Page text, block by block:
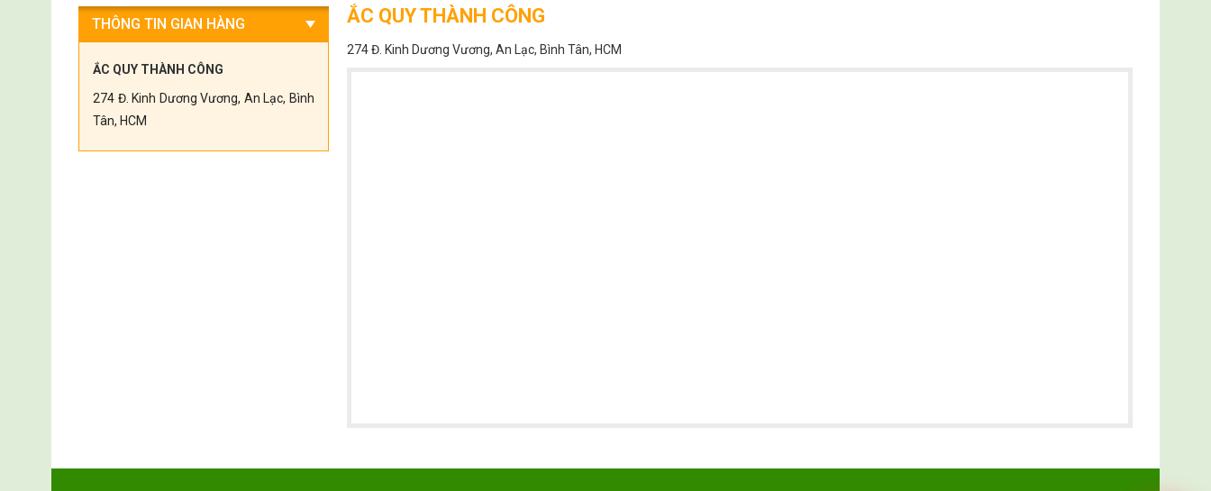
THÔNG TIN GIAN HÀNG
ẮC QUY THÀNH CÔNG
274 Đ. Kinh Dương Vương, An Lạc, Bình
Tân, HCM
ẮC QUY THÀNH CÔNG
274 Đ. Kinh Dương Vương, An Lạc, Bình Tân, HCM